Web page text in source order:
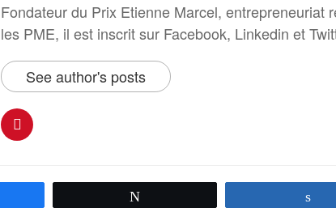
Fondateur du Prix Etienne Marcel, entrepreneuriat
les PME, il est inscrit sur Facebook, Linkedin et
See author's posts